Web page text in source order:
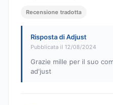
Recensione tradotta
Risposta di Adjust
Pubblicata il 12/08/2024
Grazie mille per il suo
ad'just